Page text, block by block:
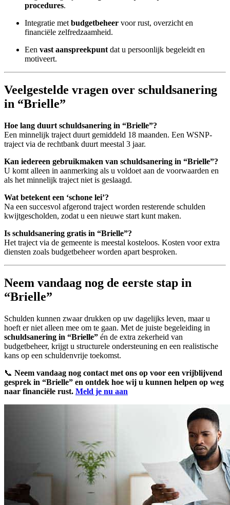
procedures.
Integratie met budgetbeheer voor rust, overzicht en
financiële zelfredzaamheid.
Een vast aanspreekpunt dat u persoonlijk begeleidt en
motiveert.
Veelgestelde vragen over schuldsanering
in “Brielle”
Hoe lang duurt schuldsanering in “Brielle”?
Een minnelijk traject duurt gemiddeld 18 maanden. Een WSNP-
traject via de rechtbank duurt meestal 3 jaar.
Kan iedereen gebruikmaken van schuldsanering in “Brielle”?
U komt alleen in aanmerking als u voldoet aan de voorwaarden en
als het minnelijk traject niet is geslaagd.
Wat betekent een ‘schone lei’?
Na een succesvol afgerond traject worden resterende schulden
kwijtgescholden, zodat u een nieuwe start kunt maken.
Is schuldsanering gratis in “Brielle”?
Het traject via de gemeente is meestal kosteloos. Kosten voor extra
diensten zoals budgetbeheer worden apart besproken.
Neem vandaag nog de eerste stap in
“Brielle”
Schulden kunnen zwaar drukken op uw dagelijks leven, maar u
hoeft er niet alleen mee om te gaan. Met de juiste begeleiding in
schuldsanering in “Brielle” én de extra zekerheid van
budgetbeheer, krijgt u structurele ondersteuning en een realistische
kans op een schuldenvrije toekomst.
📞 Neem vandaag nog contact met ons op voor een vrijblijvend
gesprek in “Brielle” en ontdek hoe wij u kunnen helpen op weg
naar financiële rust. Meld je nu aan